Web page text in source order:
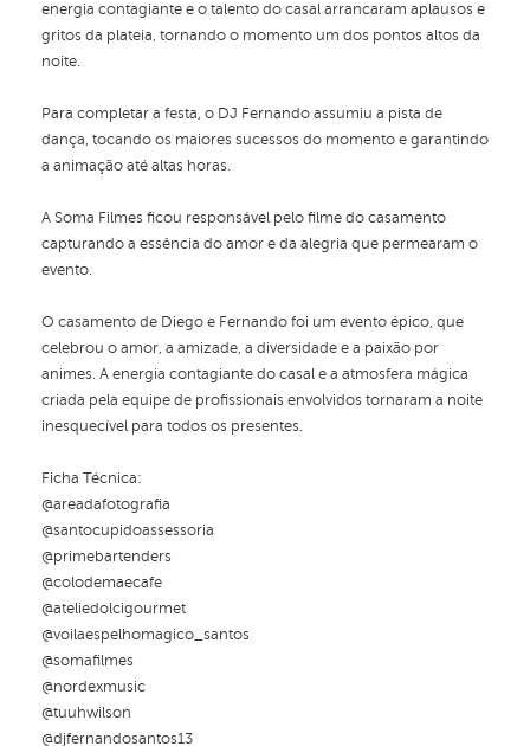
energia contagiante e o talento do casal arrancaram aplausos e
gritos da plateia, tornando o momento um dos pontos altos da
noite.
Para completar a festa, o DJ Fernando assumiu a pista de
dança, tocando os maiores sucessos do momento e garantindo
a animação até altas horas.
A Soma Filmes ficou responsável pelo filme do casamento
capturando a essência do amor e da alegria que permearam o
evento.
O casamento de Diego e Fernando foi um evento épico, que
celebrou o amor, a amizade, a diversidade e a paixão por
animes. A energia contagiante do casal e a atmosfera mágica
criada pela equipe de profissionais envolvidos tornaram a noite
inesquecível para todos os presentes.
Ficha Técnica:
@areadafotografia
@santocupidoassessoria
@primebartenders
@colodemaecafe
@ateliedolcigourmet
@voilaespelhomagico_santos
@somafilmes
@nordexmusic
@tuuhwilson
@djfernandosantos13